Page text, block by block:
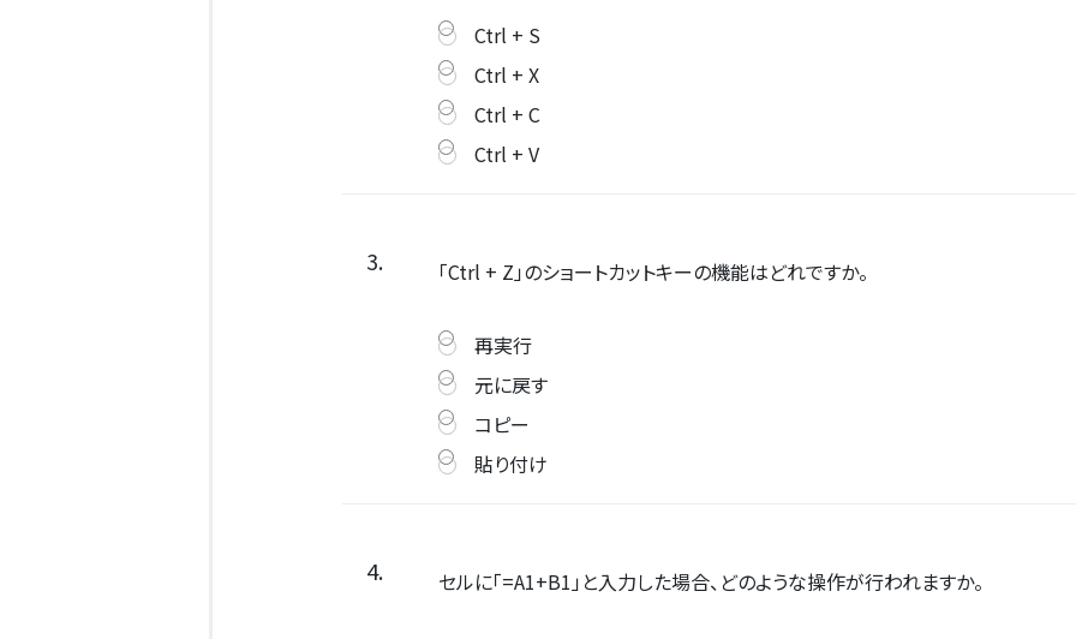
Ctrl + S
Ctrl + X
Ctrl + C
Ctrl + V
3. 「Ctrl + Z」のショートカットキーの機能はどれですか。
再実行
元に戻す
コピー
貼り付け
4. セルに「=A1+B1」と入力した場合、どのような操作が行われますか。